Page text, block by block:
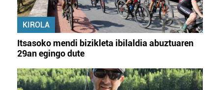
KIROLA
Itsasoko mendi bizikleta ibilaldia abuztuaren
29an egingo dute